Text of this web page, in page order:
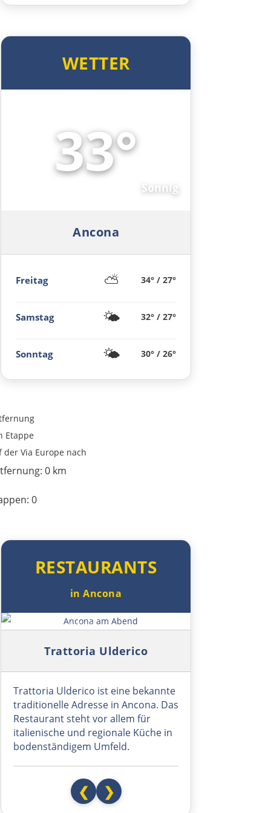
Frankreich Süd
Saint-Tropez
Toulon
Avignon
Montpellier
Béziers
Carcassonne
Ax-les-Thermes
Andorra la Vella
Barcelona
Reus
Amposta
Castelló de la Plana
WETTER
33°
Sonnig
Ancona
Freitag ⛅ 34° / 27°
Samstag 🌤️ 32° / 27°
Sonntag 🌤️ 30° / 26°
Etappe
der Via Europe nach
0 km
0
RESTAURANTS
in Ancona
Symbolbild: Ancona am Abend
Trattoria Ulderico
Trattoria Ulderico ist eine bekannte
traditionelle Adresse in Ancona. Das
Restaurant steht vor allem für
italienische und regionale Küche in
bodenständigem Umfeld.
❮ ❯